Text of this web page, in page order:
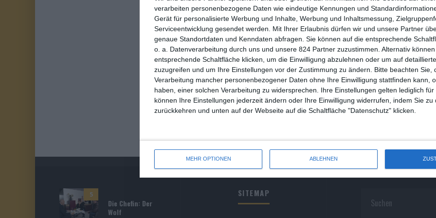
verarbeiten personenbezogene Daten wie eindeutige Kennungen und
Gerät für personalisierte Werbung und Inhalte, Werbung und Inhaltsmessung,
Serviceentwicklung gesendet werden.
Mit Ihrer Erlaubnis dürfen wir und unsere Partner
genaue Standortdaten und Kenndaten abfragen. Sie können auf die entsprechende
o. a. Datenverarbeitung durch uns und unsere 824 Partner zuzustimmen. Alternativ
entsprechende Schaltfläche klicken, um die Einwilligung abzulehnen oder um auf
zuzugreifen und um Ihre Einstellungen vor der Zustimmung zu ändern.
Bitte beachten Sie,
Verarbeitung mancher personenbezogener Daten ohne Ihre Einwilligung stattfinden kann,
haben, einer solchen Verarbeitung zu widersprechen. Ihre Einstellungen gelten lediglich
können Ihre Einstellungen jederzeit ändern oder Ihre Einwilligung widerrufen, indem Sie zu
zurückkehren und unten auf der Webseite auf die Schaltfläche "Datenschutz" klicken.
MEHR OPTIONEN ABLEHNEN
5
Die Chefin: Der
Wolf
SITEMAP